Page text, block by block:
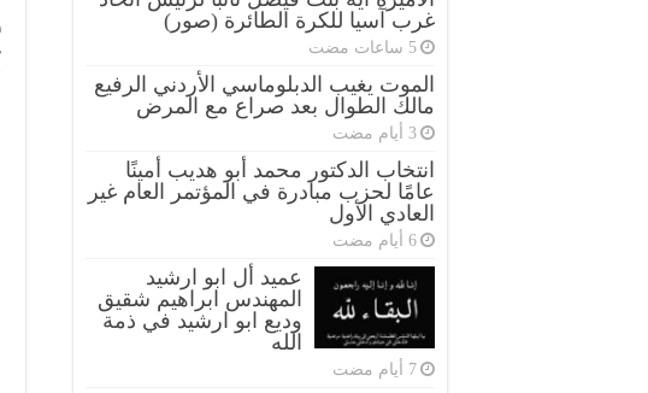
غرب آسيا للكرة الطائرة (صور)
الموت يغيب الدبلوماسي الأردني الرفيع
مالك الطوال بعد صراع مع المرض
انتخاب الدكتور محمد أبو هديب أمينًا
عامًا لحزب مبادرة في المؤتمر العام غير
العادي الأول
عميد أل ابو ارشيد
المهندس ابراهيم شقيق
وديع ابو ارشيد في ذمة
الله